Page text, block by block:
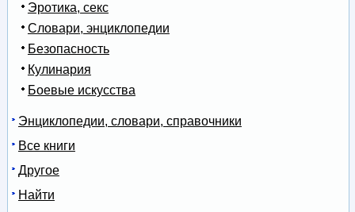
Эротика, секс
Словари, энциклопедии
Безопасность
Кулинария
Боевые искусства
Энциклопедии, словари, справочники
Все книги
Другое
Найти